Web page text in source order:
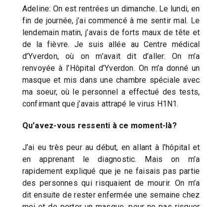
Adeline: On est rentrées un dimanche. Le lundi, en
fin de journée, j’ai commencé à me sentir mal. Le
lendemain matin, j’avais de forts maux de tête et
de la fièvre. Je suis allée au Centre médical
d’Yverdon, où on m’avait dit d’aller. On m’a
renvoyée à l’Hôpital d’Yverdon. On m’a donné un
masque et mis dans une chambre spéciale avec
ma soeur, où le personnel a effectué des tests,
confirmant que j’avais attrapé le virus H1N1.
Qu’avez-vous ressenti à ce moment-là?
J’ai eu très peur au début, en allant à l’hôpital et
en apprenant le diagnostic. Mais on m’a
rapidement expliqué que je ne faisais pas partie
des personnes qui risquaient de mourir. On m’a
dit ensuite de rester enfermée une semaine chez